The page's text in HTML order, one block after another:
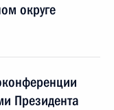
округе
Президента